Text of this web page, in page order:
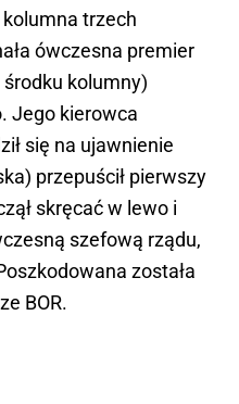
kolumna trzech
ówczesna premier
środku kolumny)
Jego kierowca
się na ujawnienie
przepuścił pierwszy
skręcać w lewo i
szefową rządu,
została
BOR.